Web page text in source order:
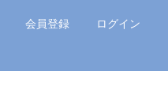
会員登録 ログイン